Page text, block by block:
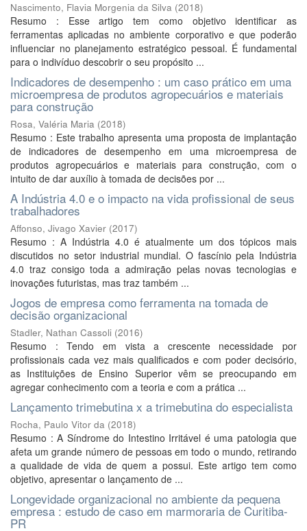
Nascimento, Flavia Morgenia da Silva (2018)
Resumo : Esse artigo tem como objetivo identificar as
ferramentas aplicadas no ambiente corporativo e que poderão
influenciar no planejamento estratégico pessoal. É fundamental
para o indivíduo descobrir o seu propósito ...
Indicadores de desempenho : um caso prático em uma
microempresa de produtos agropecuários e materiais
para construção
Rosa, Valéria Maria (2018)
Resumo : Este trabalho apresenta uma proposta de implantação
de indicadores de desempenho em uma microempresa de
produtos agropecuários e materiais para construção, com o
intuito de dar auxílio à tomada de decisões por ...
A Indústria 4.0 e o impacto na vida profissional de seus
trabalhadores
Affonso, Jivago Xavier (2017)
Resumo : A Indústria 4.0 é atualmente um dos tópicos mais
discutidos no setor industrial mundial. O fascínio pela Indústria
4.0 traz consigo toda a admiração pelas novas tecnologias e
inovações futuristas, mas traz também ...
Jogos de empresa como ferramenta na tomada de
decisão organizacional
Stadler, Nathan Cassoli (2016)
Resumo : Tendo em vista a crescente necessidade por
profissionais cada vez mais qualificados e com poder decisório,
as Instituições de Ensino Superior vêm se preocupando em
agregar conhecimento com a teoria e com a prática ...
Lançamento trimebutina x a trimebutina do especialista
Rocha, Paulo Vitor da (2018)
Resumo : A Síndrome do Intestino Irritável é uma patologia que
afeta um grande número de pessoas em todo o mundo, retirando
a qualidade de vida de quem a possui. Este artigo tem como
objetivo, apresentar o lançamento de ...
Longevidade organizacional no ambiente da pequena
empresa : estudo de caso em marmoraria de Curitiba-
PR